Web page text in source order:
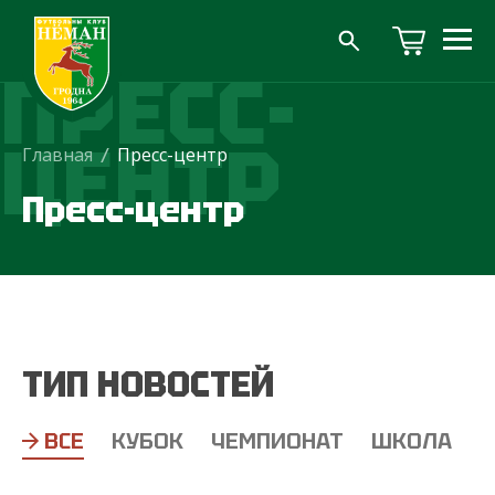
ПРЕСС-
ЦЕНТР
Главная / Пресс-центр
Пресс-центр
ТИП НОВОСТЕЙ
ВСЕ КУБОК ЧЕМПИОНАТ ШКОЛА